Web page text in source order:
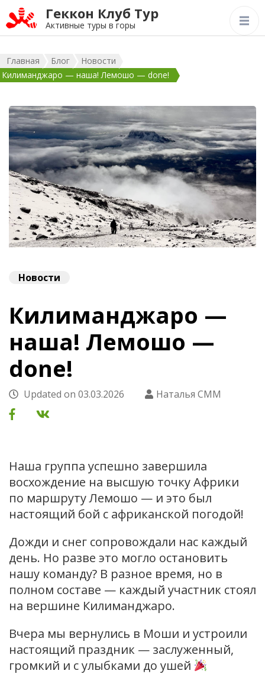
Геккон Клуб Тур
Активные туры в горы
Главная Блог
Новости
Килиманджаро — наша! Лемошо — done!
Новости
Килиманджаро —
наша! Лемошо —
done!
Updated on 03.03.2026 Наталья СММ
Наша группа успешно завершила
восхождение на высшую точку Африки
по маршруту Лемошо — и это был
настоящий бой с африканской погодой!
Дожди и снег сопровождали нас каждый
день. Но разве это могло остановить
нашу команду? В разное время, но в
полном составе — каждый участник стоял
на вершине Килиманджаро.
Вчера мы вернулись в Моши и устроили
настоящий праздник — заслуженный,
громкий и с улыбками до ушей